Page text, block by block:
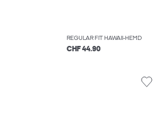
REGULAR FIT HAWAII-HEMD
CHF 44.90